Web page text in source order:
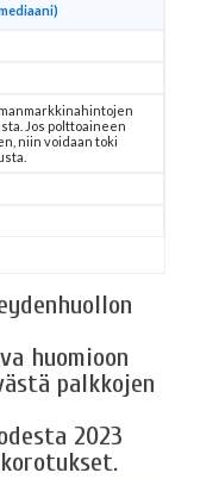
Jos polttoaineen
niin voidaan toki
huomioon
palkkojen
2023